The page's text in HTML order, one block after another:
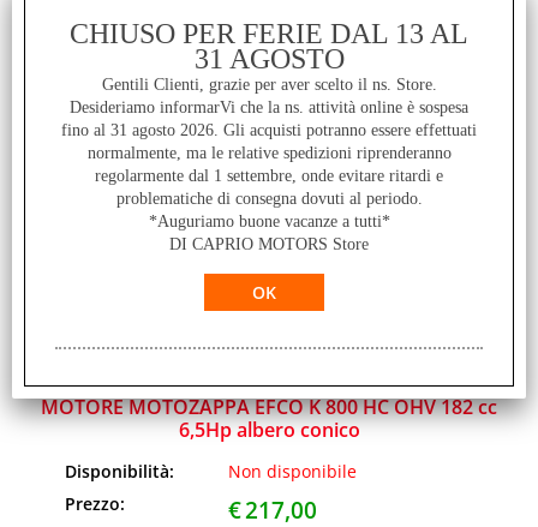
Disponibilità:
Disponibile
€ 250,00 Sconto 12%
€220,00
MOTORE MOTOZAPPA EFCO K 800 HC OHV 182 cc
6,5Hp albero conico
Disponibilità:
Non disponibile
Prezzo:
€217,00
CHIUSO PER FERIE DAL 13 AL
31 AGOSTO
Gentili Clienti, grazie per aver scelto il ns. Store.
Desideriamo informarVi che la ns. attività online è sospesa
fino al 31 agosto 2026. Gli acquisti potranno essere effettuati
normalmente, ma le relative spedizioni riprenderanno
regolarmente dal 1 settembre, onde evitare ritardi e
problematiche di consegna dovuti al periodo.
*Auguriamo buone vacanze a tutti*
DI CAPRIO MOTORS Store